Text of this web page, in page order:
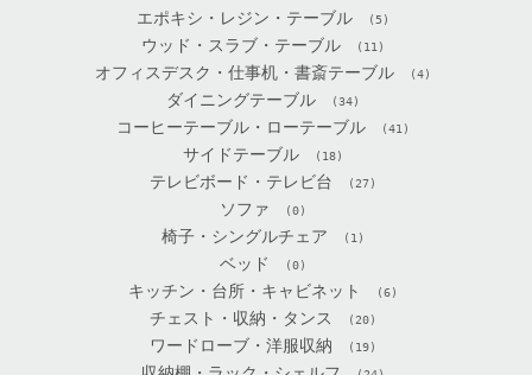
エポキシ・レジン・テーブル (5)
ウッド・スラブ・テーブル (11)
オフィスデスク・仕事机・書斎テーブル (4)
ダイニングテーブル (34)
コーヒーテーブル・ローテーブル (41)
サイドテーブル (18)
テレビボード・テレビ台 (27)
ソファ (0)
椅子・シングルチェア (1)
ベッド (0)
キッチン・台所・キャビネット (6)
チェスト・収納・タンス (20)
ワードローブ・洋服収納 (19)